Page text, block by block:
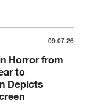
09.07.26
Horror from
to
Depicts